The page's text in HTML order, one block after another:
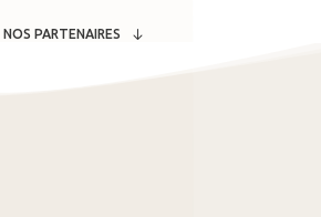
NOS PARTENAIRES